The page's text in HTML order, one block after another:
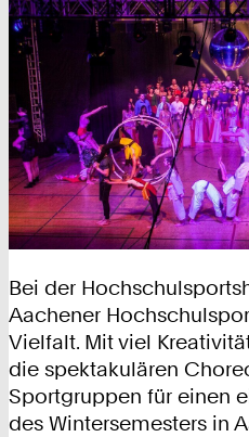
Bei der
Aachener
Vielfalt. Mit viel
die spektakulären
Sportgruppen für einen
des Wintersemesters in